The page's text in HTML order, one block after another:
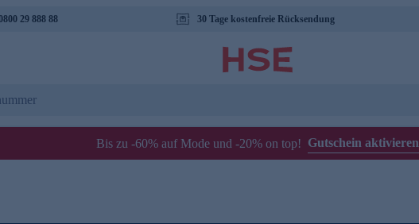
29 888 88 30 Tage kostenfreie Rücksendung
Bis zu -60% auf Mode und -20% on top! Gutschein aktivieren